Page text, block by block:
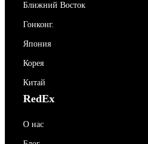
Ближний Восток
Гонконг.
Япония
Корея
Китай
RedEx
О нас